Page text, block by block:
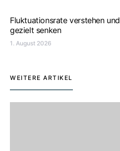
Fluktuationsrate verstehen und
gezielt senken
1. August 2026
WEITERE ARTIKEL